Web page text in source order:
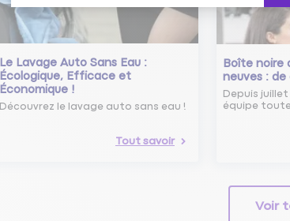
Le Lavage Auto Sans Eau :
Écologique, Efficace et
Économique !
Découvrez le lavage auto sans eau !
Tout savoir
Boîte noire
neuves : de
Depuis
équipe
Voir